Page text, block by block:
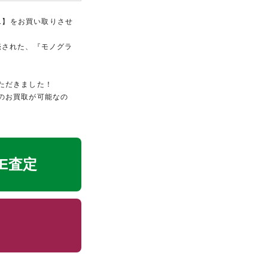
をお買い取りさせ
れた、『モノグラ
きました！
お買取が可能なの
査定